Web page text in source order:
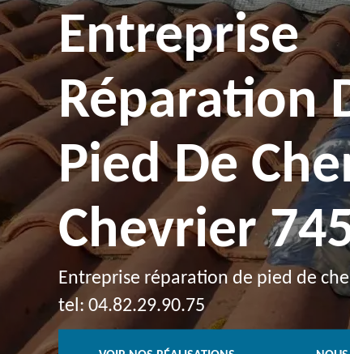
Entreprise
Réparation
Pied De
Chevrier
Entreprise réparation de pied de
tel: 04.82.29.90.75